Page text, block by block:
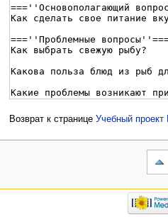
Возврат к странице Учебный